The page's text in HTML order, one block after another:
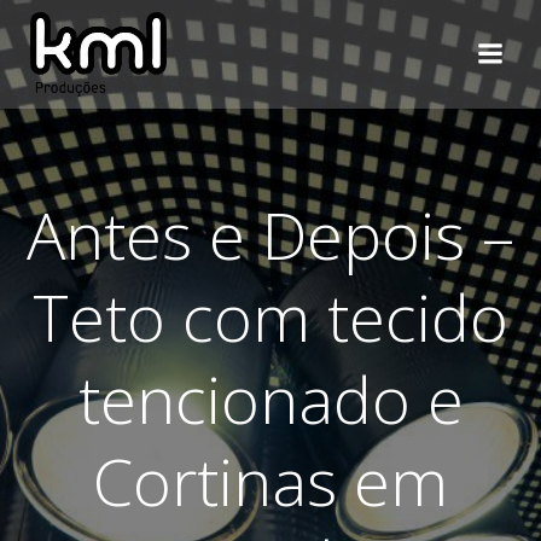
Pular
para
conteúdo
Antes e Depois –
Teto com tecido
tencionado e
Cortinas em